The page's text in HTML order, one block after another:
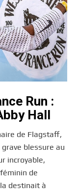
Run :
Hall
de Flagstaff,
grave blessure au
incroyable,
de
destinait à